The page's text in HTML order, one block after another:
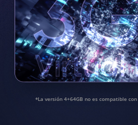
*La versión 4+64GB no es compatible